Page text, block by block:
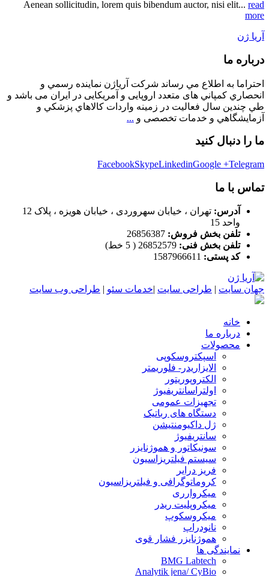
Aenean sollicitudin, lorem quis bibendum auctor, nisi elit... read
more
آریا ژن
درباره ما
احتراما به اطلاع مي رساند شركت آرياژن نماينده رسمي و
انحصاري كمپاني های متعدد اروپایی و آمریکایی در ایران می باشد و
طي چندين سال فعاليت در زمینه واردات كالاهاي پزشكي و
آزمايشگاهي و خدمات تخصصی و ...
ما را دنبال کنید
FacebookSkypeLinkedinGoogle +Telegram
تماس با ما
آدرس:
تهران ، خیابان سهروردی ، خیابان هویزه ، پلاک 12
واحد 15
تلفن بخش فروش: 26856387
تلفن بخش فنی: 26852579 ( 5 خط)
کد پستی: 1587966611
جهان سايت | طراحی سايت |خدمات سئو | طراحی وب سايت
خانه
درباره ما
محصولات
اسپکتروسکوپی
الایزاریدر- فلوریمتر
الکتروپوریتور
اولتراسانتریفیوژ
تجهیزات عمومی
دستگاه های رباتیک
ژل داکیومنتیشن
سانتریفیوژ
سونیکاتور و هموژنایزر
سیستم فیلتریزاسیون
فریز درایر
کروماتوگرافی و فیلتریزاسیون
میکروارری
میکروپلیت ریدر
میکروسکوپ
نانودراپ
هموژنایزر فشار قوی
نمایندگی ها
BMG Labtech
Analytik jena/ CyBio